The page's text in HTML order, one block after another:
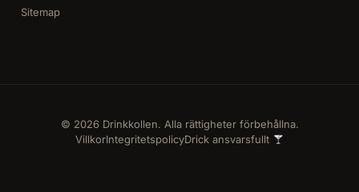
Sitemap
VillkorIntegritetspolicyDrick ansvarsfullt
© 2026 Drinkkollen. Alla rättigheter förbehållna.